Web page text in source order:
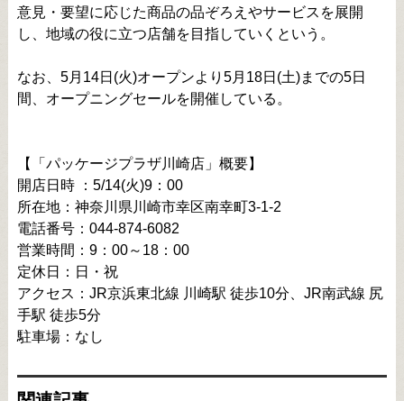
意見・要望に応じた商品の品ぞろえやサービスを展開
し、地域の役に立つ店舗を目指していくという。
なお、5月14日(火)オープンより5月18日(土)までの5日
間、オープニングセールを開催している。
【「パッケージプラザ川崎店」概要】
開店日時 ：5/14(火)9：00
所在地：神奈川県川崎市幸区南幸町3-1-2
電話番号：044-874-6082
営業時間：9：00～18：00
定休日：日・祝
アクセス：JR京浜東北線 川崎駅 徒歩10分、JR南武線 尻
手駅 徒歩5分
駐車場：なし